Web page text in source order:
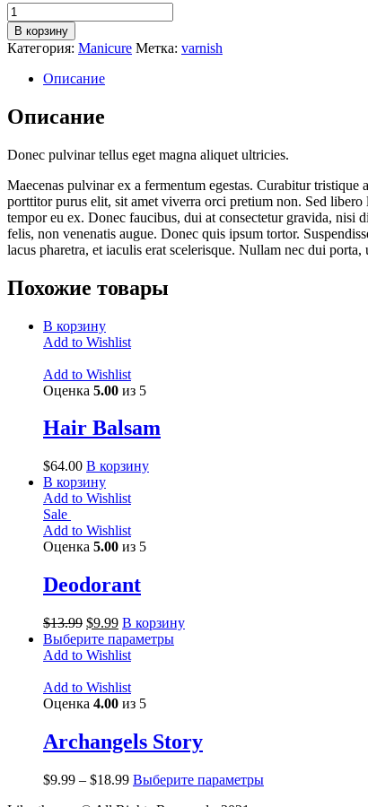
Количество
товара
Wax
Cream
В корзину
Категория: Manicure Метка: varnish
Описание
Описание
Donec pulvinar tellus eget magna aliquet ultricies.
Maecenas pulvinar ex a fermentum egestas. Curabitur tristique
porttitor purus elit, sit amet viverra orci pretium non. Sed
tempor eu ex. Donec faucibus, dui at consectetur gravida,
felis, non venenatis augue. Donec quis ipsum tortor.
lacus pharetra, et iaculis erat scelerisque. Nullam nec dui porta,
Похожие товары
В корзину
Add to Wishlist
Add to Wishlist
Оценка 5.00 из 5
Hair Balsam
$64.00 В корзину
В корзину
Add to Wishlist
Sale
Add to Wishlist
Оценка 5.00 из 5
Deodorant
$13.99 $9.99 В корзину
Выберите параметры
Add to Wishlist
Add to Wishlist
Оценка 4.00 из 5
Archangels Story
$9.99 – $18.99 Выберите параметры